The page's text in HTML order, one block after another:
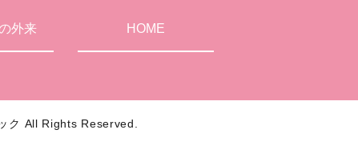
外来 HOME
ク All Rights Reserved.